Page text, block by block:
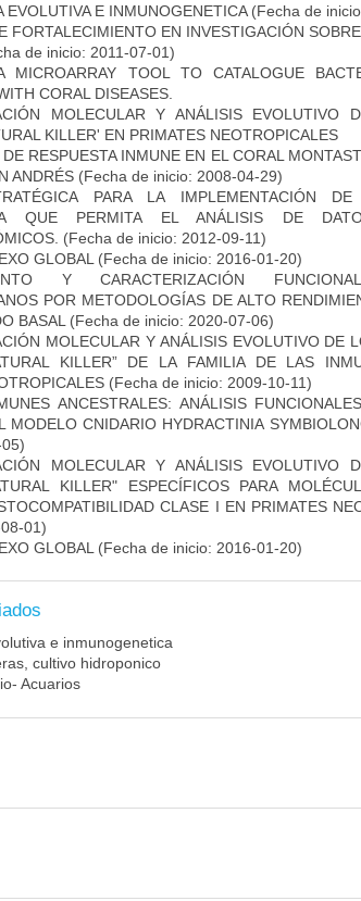
EVOLUTIVA E INMUNOGENETICA(Fecha de
FORTALECIMIENTO EN INVESTIGACIÓN
de inicio: 2011-07-01)
MICROARRAY TOOL TO CATALOGUE
CORAL DISEASES.
MOLECULAR Y ANÁLISIS EVOLUTIVO
KILLER' EN PRIMATES NEOTROPICALES
RESPUESTA INMUNE EN EL CORAL
ANDRÉS (Fecha de inicio: 2008-04-29)
PARA LA IMPLEMENTACIÓN DE
QUE PERMITA EL ANÁLISIS DE
(Fecha de inicio: 2012-09-11)
GLOBAL (Fecha de inicio: 2016-01-20)
Y CARACTERIZACIÓN
POR METODOLOGÍAS DE ALTO
BASAL (Fecha de inicio: 2020-07-06)
MOLECULAR Y ANÁLISIS EVOLUTIVO DE
KILLER” DE LA FAMILIA DE LAS
(Fecha de inicio: 2009-10-11)
ANCESTRALES: ANÁLISIS
MODELO CNIDARIO HYDRACTINIA
MOLECULAR Y ANÁLISIS EVOLUTIVO
KILLER" ESPECÍFICOS PARA
CLASE I EN PRIMATES
01)
GLOBAL (Fecha de inicio: 2016-01-20)
e inmunogenetica
cultivo hidroponico
Acuarios